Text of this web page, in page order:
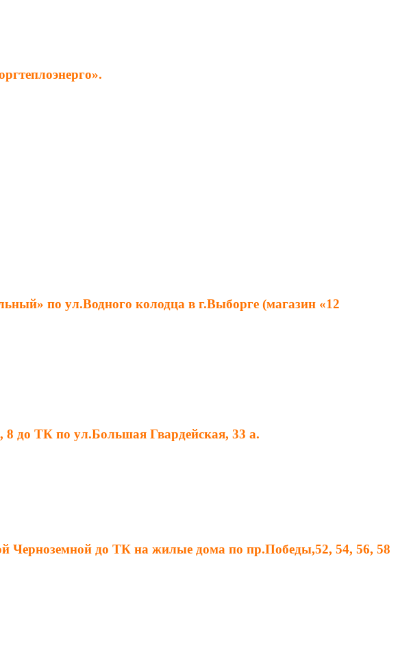
по ул.Водного колодца в г.Выборге (магазин «12
8 до ТК по ул.Большая Гвардейская, 33 а.
Черноземной до ТК на жилые дома по пр.Победы,52, 54, 56, 58